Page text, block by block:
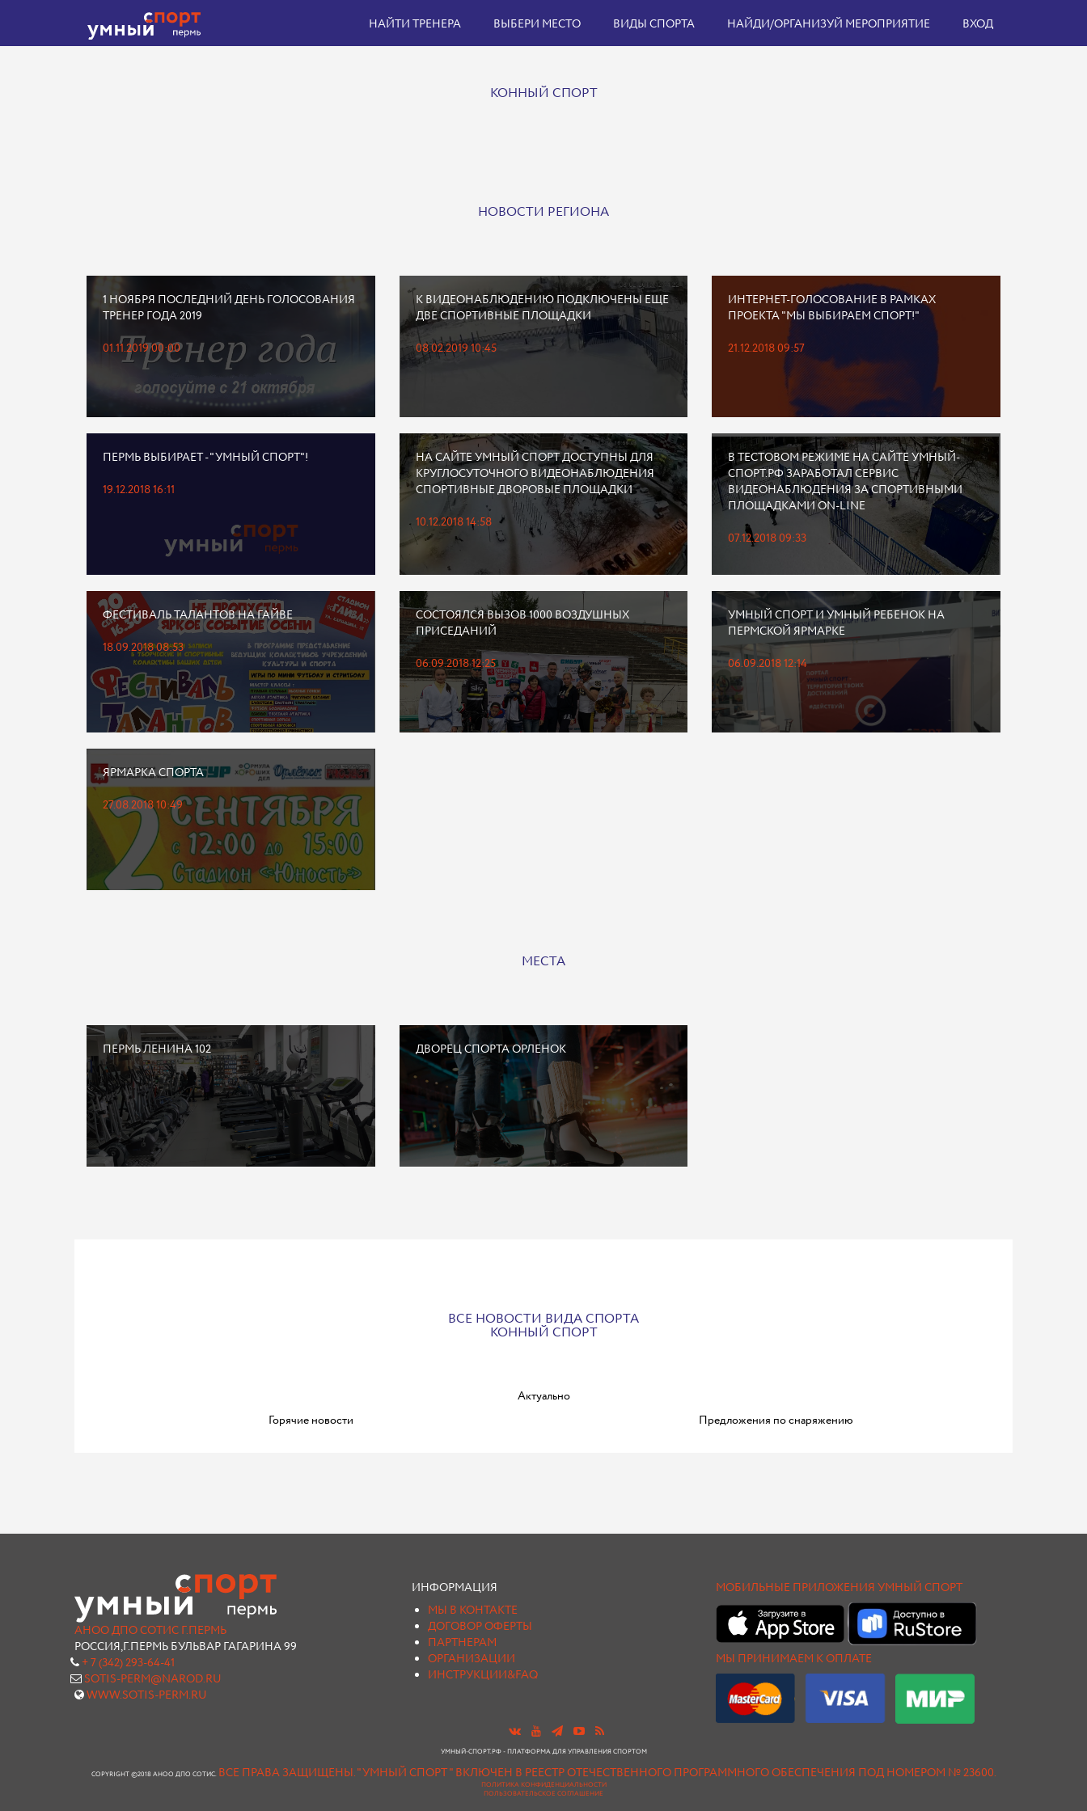
НАЙТИ ТРЕНЕРА ВЫБЕРИ МЕСТО ВИДЫ СПОРТА НАЙДИ/ОРГАНИЗУЙ МЕРОПРИЯТИЕ ВХОД
КОННЫЙ СПОРТ
НОВОСТИ РЕГИОНА
1 НОЯБРЯ ПОСЛЕДНИЙ ДЕНЬ ГОЛОСОВАНИЯ
ТРЕНЕР ГОДА 2019
01.11.2019 00:00
К ВИДЕОНАБЛЮДЕНИЮ ПОДКЛЮЧЕНЫ ЕЩЕ
ДВЕ СПОРТИВНЫЕ ПЛОЩАДКИ
08.02.2019 10:45
ИНТЕРНЕТ-ГОЛОСОВАНИЕ В РАМКАХ
ПРОЕКТА "МЫ ВЫБИРАЕМ СПОРТ!"
21.12.2018 09:57
ПЕРМЬ ВЫБИРАЕТ - "УМНЫЙ СПОРТ"!
19.12.2018 16:11
НА САЙТЕ УМНЫЙ СПОРТ ДОСТУПНЫ ДЛЯ
КРУГЛОСУТОЧНОГО ВИДЕОНАБЛЮДЕНИЯ
СПОРТИВНЫЕ ДВОРОВЫЕ ПЛОЩАДКИ
10.12.2018 14:58
В ТЕСТОВОМ РЕЖИМЕ НА САЙТЕ УМНЫЙ-
СПОРТ.РФ ЗАРАБОТАЛ СЕРВИС
ВИДЕОНАБЛЮДЕНИЯ ЗА СПОРТИВНЫМИ
ПЛОЩАДКАМИ ON-LINE
07.12.2018 09:33
ФЕСТИВАЛЬ ТАЛАНТОВ НА ГАЙВЕ
18.09.2018 08:53
СОСТОЯЛСЯ ВЫЗОВ 1000 ВОЗДУШНЫХ
ПРИСЕДАНИЙ
06.09.2018 12:25
УМНЫЙ СПОРТ И УМНЫЙ РЕБЕНОК НА
ПЕРМСКОЙ ЯРМАРКЕ
06.09.2018 12:14
ЯРМАРКА СПОРТА
27.08.2018 10:49
МЕСТА
ПЕРМЬ ЛЕНИНА 102 ДВОРЕЦ СПОРТА ОРЛЕНОК
ВСЕ НОВОСТИ ВИДА СПОРТА
КОННЫЙ СПОРТ
Актуально
Горячие новости
Предложения по снаряжению
АНОО ДПО СОТИС Г.ПЕРМЬ
РОССИЯ,Г.ПЕРМЬ БУЛЬВАР ГАГАРИНА 99
+ 7 (342) 293-64-41
SOTIS-PERM@NAROD.RU
WWW.SOTIS-PERM.RU
ИНФОРМАЦИЯ
МЫ В КОНТАКТЕ
ДОГОВОР ОФЕРТЫ
ПАРТНЕРАМ
ОРГАНИЗАЦИИ
ИНСТРУКЦИИ&FAQ
МОБИЛЬНЫЕ ПРИЛОЖЕНИЯ УМНЫЙ СПОРТ
МЫ ПРИНИМАЕМ К ОПЛАТЕ
УМНЫЙ-СПОРТ.РФ - ПЛАТФОРМА ДЛЯ УПРАВЛЕНИЯ СПОРТОМ
COPYRIGHT ©2018 АНОО ДПО СОТИС. ВСЕ ПРАВА ЗАЩИЩЕНЫ."УМНЫЙ СПОРТ " ВКЛЮЧЕН В РЕЕСТР ОТЕЧЕСТВЕННОГО ПРОГРАММНОГО ОБЕСПЕЧЕНИЯ ПОД НОМЕРОМ № 23600.
ПОЛИТИКА КОНФИДЕНЦИАЛЬНОСТИ
ПОЛЬЗОВАТЕЛЬСКОЕ СОГЛАШЕНИЕ